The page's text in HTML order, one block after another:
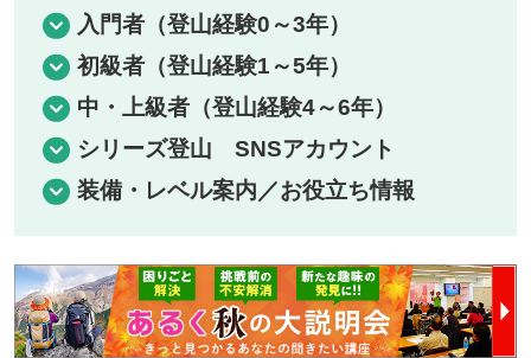
入門者（登山経験0～3年）
初級者（登山経験1～5年）
中・上級者（登山経験4～6年）
シリーズ登山 SNSアカウント
装備・レベル案内／お役立ち情報